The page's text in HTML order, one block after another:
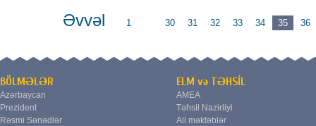
Əvvəl 1 30 31 32 33 34 35 36
BÖLMƏLƏR
Azərbaycan
Prezident
Rəsmi Sənədlər
ELM və TƏHSİL
AMEA
Təhsil Nazirliyi
Ali məktəblər